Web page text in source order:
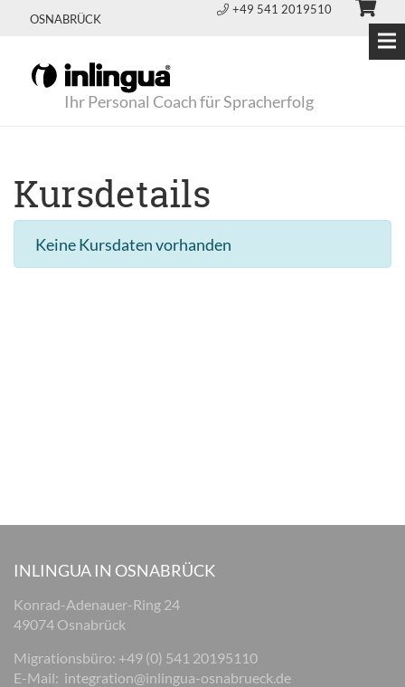
OSNABRÜCK
+49 541 2019510
Ihr Personal Coach für Spracherfolg
Kursdetails
Keine Kursdaten vorhanden
INLINGUA IN OSNABRÜCK
Konrad-Adenauer-Ring 24
49074 Osnabrück
Migrationsbüro: +49 (0) 541 20195110
E-Mail: integration@inlingua-osnabrueck.de